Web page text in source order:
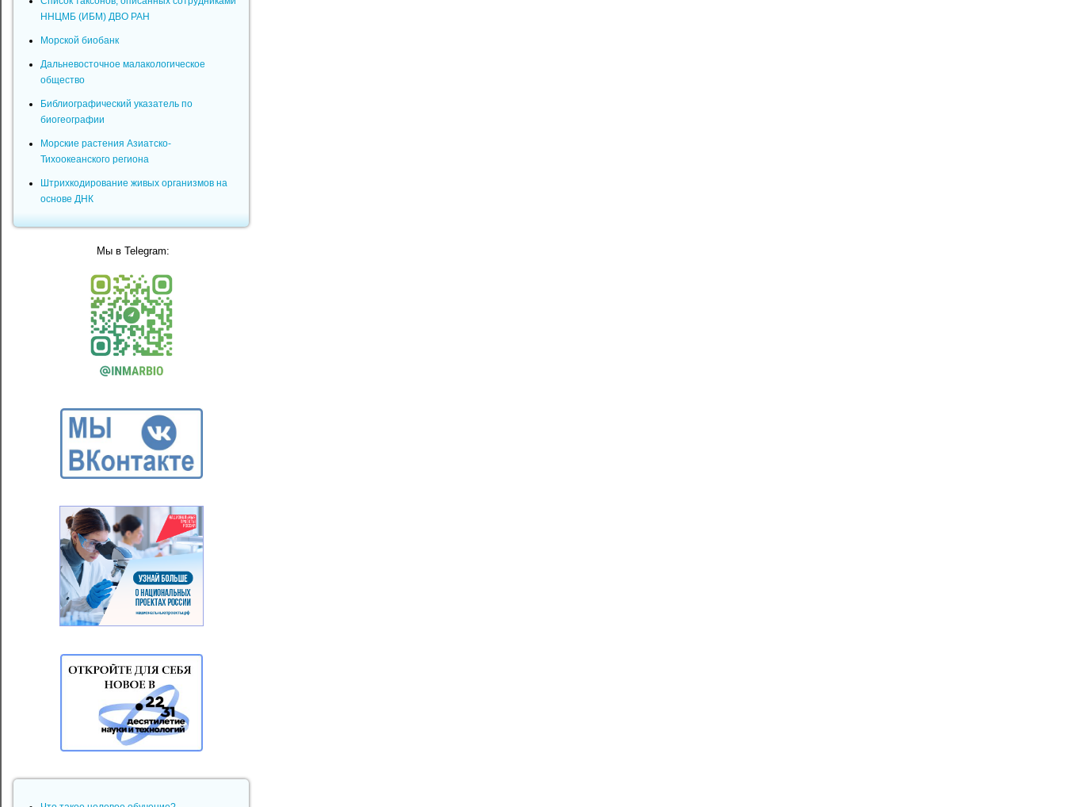
ННЦМБ (ИБМ) ДВО РАН
Морской биобанк
Дальневосточное малакологическое
общество
Библиографический указатель по
биогеографии
Морские растения Азиатско-
Тихоокеанского региона
Штрихкодирование живых организмов на
основе ДНК
Мы в Telegram: